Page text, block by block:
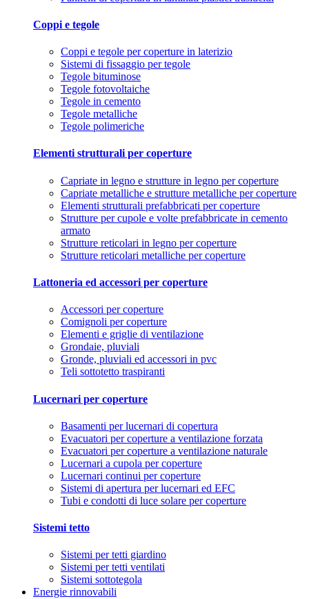
Coppi e tegole
Coppi e tegole per coperture in laterizio
Sistemi di fissaggio per tegole
Tegole bituminose
Tegole fotovoltaiche
Tegole in cemento
Tegole metalliche
Tegole polimeriche
Elementi strutturali per coperture
Capriate in legno e strutture in legno per coperture
Capriate metalliche e strutture metalliche per coperture
Elementi strutturali prefabbricati per coperture
Strutture per cupole e volte prefabbricate in cemento
armato
Strutture reticolari in legno per coperture
Strutture reticolari metalliche per coperture
Lattoneria ed accessori per coperture
Accessori per coperture
Comignoli per coperture
Elementi e griglie di ventilazione
Grondaie, pluviali
Gronde, pluviali ed accessori in pvc
Teli sottotetto traspiranti
Lucernari per coperture
Basamenti per lucernari di copertura
Evacuatori per coperture a ventilazione forzata
Evacuatori per coperture a ventilazione naturale
Lucernari a cupola per coperture
Lucernari continui per coperture
Sistemi di apertura per lucernari ed EFC
Tubi e condotti di luce solare per coperture
Sistemi tetto
Sistemi per tetti giardino
Sistemi per tetti ventilati
Sistemi sottotegola
Energie rinnovabili